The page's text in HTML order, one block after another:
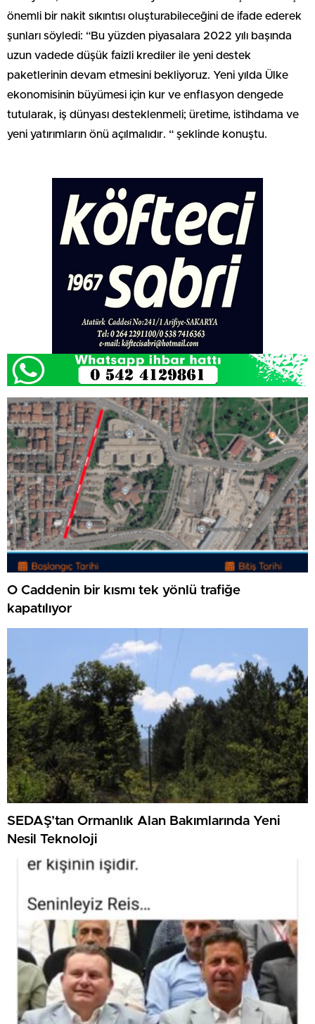
önemli bir nakit sıkıntısı oluşturabileceğini de ifade ederek
şunları söyledi: “Bu yüzden piyasalara 2022 yılı başında
uzun vadede düşük faizli krediler ile yeni destek
paketlerinin devam etmesini bekliyoruz. Yeni yılda Ülke
ekonomisinin büyümesi için kur ve enflasyon dengede
tutularak, iş dünyası desteklenmeli; üretime, istihdama ve
yeni yatırımların önü açılmalıdır. “ şeklinde konuştu.
O Caddenin bir kısmı tek yönlü trafiğe
kapatılıyor
SEDAŞ’tan Ormanlık Alan Bakımlarında Yeni
Nesil Teknoloji